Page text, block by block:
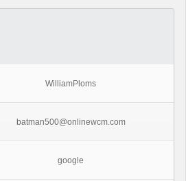
WilliamPloms
batman500@onlinewcm.com
google